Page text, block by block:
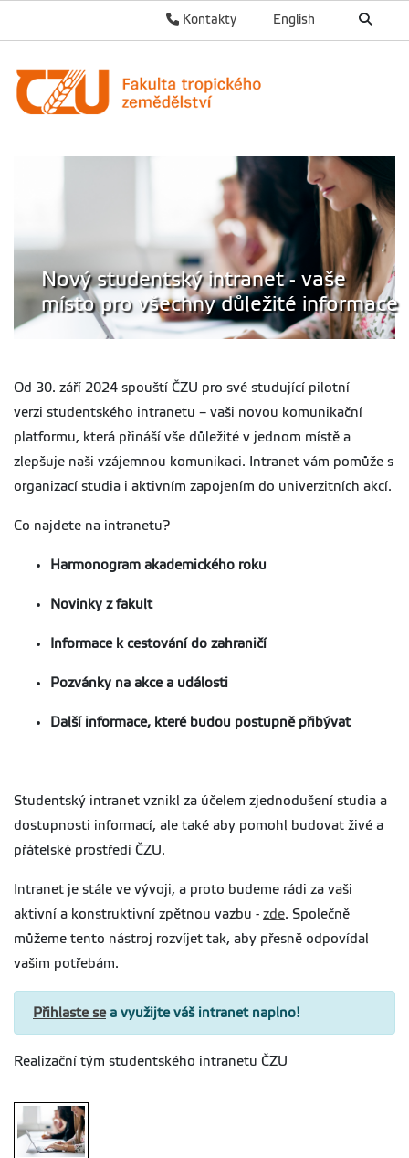
English
Kontakty
Nový studentský intranet - vaše
místo pro všechny důležité informace
Od 30. září 2024 spouští ČZU pro své studující pilotní
verzi studentského intranetu – vaši novou komunikační
platformu, která přináší vše důležité v jednom místě a
zlepšuje naši vzájemnou komunikaci. Intranet vám pomůže s
organizací studia i aktivním zapojením do univerzitních akcí.
Co najdete na intranetu?
Harmonogram akademického roku
Novinky z fakult
Informace k cestování do zahraničí
Pozvánky na akce a události
Další informace, které budou postupně přibývat
Studentský intranet vznikl za účelem zjednodušení studia a
dostupnosti informací, ale také aby pomohl budovat živé a
přátelské prostředí ČZU.
Intranet je stále ve vývoji, a proto budeme rádi za vaši
aktivní a konstruktivní zpětnou vazbu - zde. Společně
můžeme tento nástroj rozvíjet tak, aby přesně odpovídal
vašim potřebám.
Přihlaste sea využijte váš intranet naplno!
Realizační tým studentského intranetu ČZU